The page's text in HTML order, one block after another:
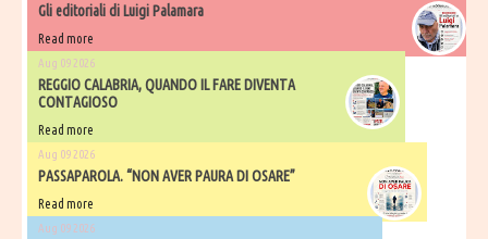
Gli editoriali di Luigi Palamara
Read more
Aug 09 2026
REGGIO CALABRIA, QUANDO IL FARE DIVENTA
CONTAGIOSO
Read more
Aug 09 2026
PASSAPAROLA. “NON AVER PAURA DI OSARE”
Read more
Aug 09 2026